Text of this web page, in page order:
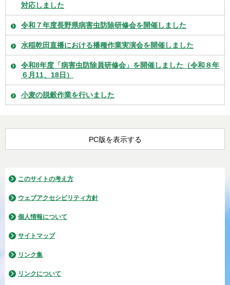
対応しました
令和７年度長野県病害虫防除研修会を開催しました
水稲乾田直播における播種作業実演会を開催しました
令和8年度「病害虫防除員研修会」を開催しました（令和８年
６月11、18日）
小麦の脱穀作業を行いました
PC版を表示する
このサイトの考え方
ウェブアクセシビリティ方針
個人情報について
サイトマップ
リンク集
リンクについて